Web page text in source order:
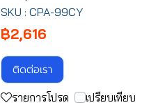
SKU : CPA-99CY
฿2,616
ติดต่อเรา
รายการโปรด เปรียบเทียบ